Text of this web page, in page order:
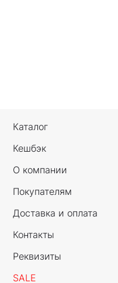
Каталог
Кешбэк
О компании
Покупателям
Доставка и оплата
Контакты
Реквизиты
SALE